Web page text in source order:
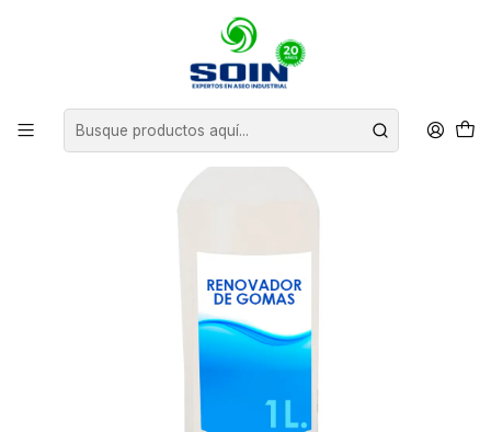
INSUMOS DE ASEO QUÍMICOS AUTOMOTRIZ
RENOVADOR DE GOMAS